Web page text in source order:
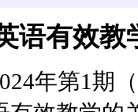
语有效教
年第1期